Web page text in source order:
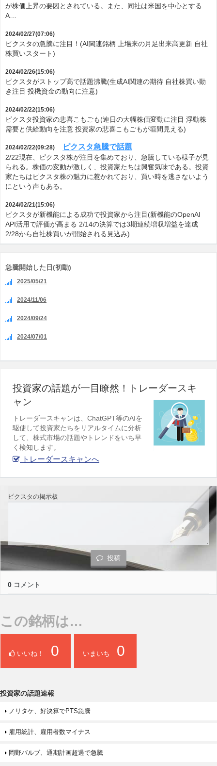
が株価上昇の要因とされている。また、同社は米国を中心とする
A…
2024/02/27(07:06)
ピクスタの急騰に注目！(AI関連銘柄 上場来の月足出来高更新 自社
株買いスタート)
2024/02/26(15:06)
ピクスタがストップ高で話題沸騰(生成AI関連の期待 自社株買い動
き注目 投機資金の動向に注意)
2024/02/22(15:06)
ピクスタ投資家の悲喜こもごも(連日の大幅株価変動に注目 浮動株
需要と供給動向を注意 投資家の悲喜こもごもが垣間見える)
2024/02/22(09:28) ピクスタ急騰で話題
2/22現在、ピクスタ株が注目を集めており、急騰している様子が見
られる。株価の変動が激しく、投資家たちは興奮気味である。投資
家たちはピクスタ株の魅力に惹かれており、買い時を逃さないよう
にという声もある。
2024/02/21(15:06)
ピクスタが新機能による成功で投資家から注目(新機能のOpenAI
API活用で評価が高まる 2/14の決算では3期連続増収増益を達成
2/28から自社株買いが開始される見込み)
急騰開始した日(初動)
2025/05/21
2024/11/06
2024/09/24
2024/07/01
投資家の話題が一目瞭然！トレーダースキ
ャン
トレーダースキャンは、ChatGPT等のAIを
駆使して投資家たちをリアルタイムに分析
して、株式市場の話題やトレンドをいち早
く検知します。
トレーダースキャンへ
ピクスタの掲示板
投稿
0 コメント
この銘柄は…
いいね！ 0 いまいち 0
投資家の話題速報
ノリタケ、好決算でPTS急騰
雇用統計、雇用者数マイナス
岡野バルブ、通期計画超過で急騰